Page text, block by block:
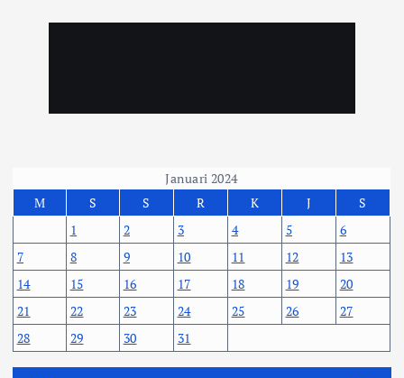
Januari 2024
M
S S R K J
S
1
2 3 4 5
6
7
8 9 10 11 12
13
14
15 16 17 18 19
20
21
22 23 24 25 26
27
28
29 30 31